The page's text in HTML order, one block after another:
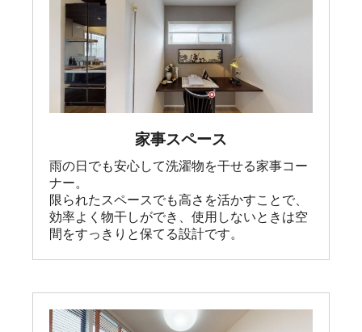
家事スペース
雨の日でも安心して洗濯物を干せる家事コー
ナー。
限られたスペースでも高さを活かすことで、
効率よく物干しができ、使用しないときは空
間をすっきりと保てる設計です。